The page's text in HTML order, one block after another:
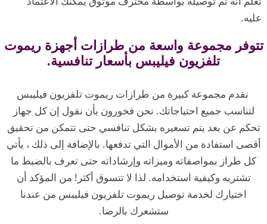
عليه.
تتوفر مجموعة واسعة من طرازات أجهزة ريموت
تلفزيون فيليبس بأسعار تنافسية.
نقدم مجموعة كبيرة من طرازات ريموت تلفزيون فيليبس
لتناسب جميع احتياجاتك. نحن فخورون بأن نقول إن كل جهاز
تحكم عن بعد يتم تسعيره بشكل تنافسي حتى تتمكن من تحقيق
أقصى استفادة من الأموال التي تدفعها. بالإضافة إلى ذلك ، يأتي
كل طراز بمواصفاته وميزاته وإرشاداته حتى تعرف بالضبط ما
تشتريه وكيفية استخدامه. لذا لا تتسوق أكثر! من المؤكد أن
اختيارك لخدمة توصيل ريموت تلفزيون فيليبس من عندنا
ستشعرك بالرضا.